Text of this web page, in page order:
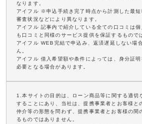
なります。
アイフル ※申込手続き完了時点から計測した最
審査状況などにより異なります。
アイフル 記事内で紹介している全ての口コミは
も口コミと同様のサービス提供を保証するもので
アイフル WEB完結で申込み、返済遅延しない場
ん。
アイフル 借入希望額や条件によっては、身分証
必要となる場合があります。
1.本サイトの目的は、ローン商品等に関する適切
することにあり、当社は、提携事業者とお客様と
仲介等の形態を問わず、提携事業者とお客様の間
るものではありません。